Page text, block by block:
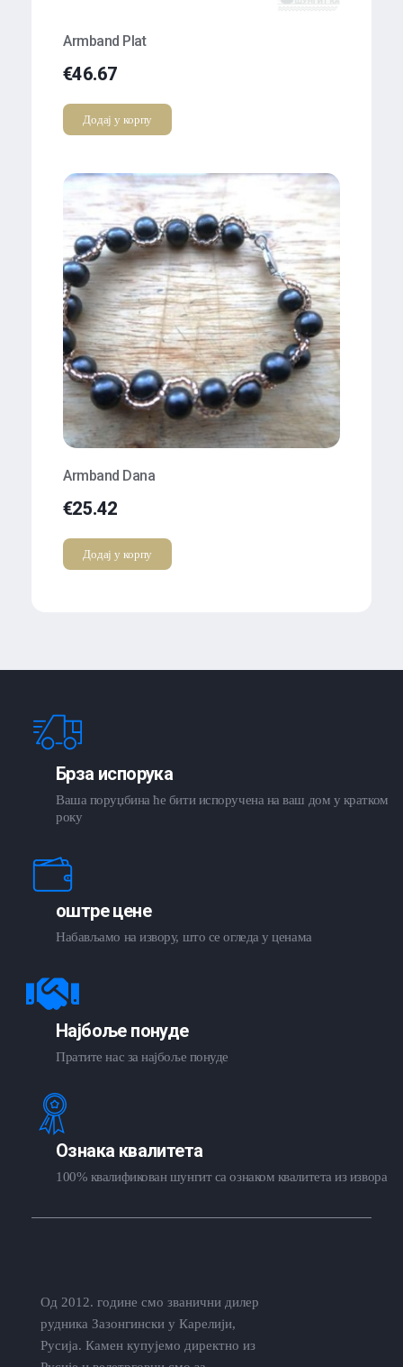
Armband Plat
€46.67
Додај у корпу
Armband Dana
€25.42
Додај у корпу
Брза испорука
Ваша поруџбина ће бити испоручена на ваш дом у кратком
року
оштре цене
Набављамо на извору, што се огледа у ценама
Најбоље понуде
Пратите нас за најбоље понуде
Ознака квалитета
100% квалификован шунгит са ознаком квалитета из извора
Од 2012. године смо званични дилер
рудника Зазонгински у Карелији,
Русија. Камен купујемо директно из